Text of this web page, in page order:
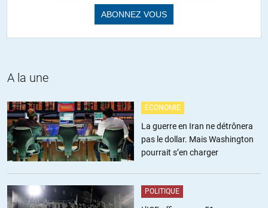
03.11.2020 à 16h20
https://www.pauljorion.com/blog/2020/11/03/video-trump-et-ma-
ALERTER
Glenn vient de découvrir, certes un peu tard, que les patrons de
presse d’aujourd’hui sont plus attachés à la fabrication d’une vérité
A la une
ÉCONOMIE
La guerre en Iran ne détrônera
pas le dollar. Mais Washington
pourrait s’en charger
POLITIQUE